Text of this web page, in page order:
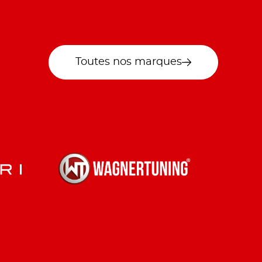
Toutes nos marques